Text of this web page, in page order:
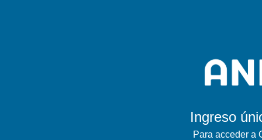
Ingreso
Para acceder a